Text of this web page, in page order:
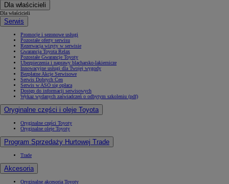
Dla właścicieli
Dla właścicieli
Serwis
Promocje i sezonowe usługi
Pozostałe oferty serwisu
Rezerwacja wizyty w serwisie
Gwarancja Toyota Relax
Pozostałe Gwarancje Toyoty
Ubezpieczenia i naprawy blacharsko-lakiernicze
Innowacyjne usługi dla Twojej wygody
Bezpłatne Akcje Serwisowe
Serwis Dobrych Cen
Serwis w ASO się opłaca
Dostęp do informacji serwisowych
Wykaz wydanych zaświadczeń o odbytym szkoleniu (pdf)
Oryginalne części i oleje Toyota
Oryginalne części Toyoty
Oryginalne oleje Toyoty
Program Sprzedaży Hurtowej Trade
Trade
Akcesoria
Oryginalne akcesoria Toyoty